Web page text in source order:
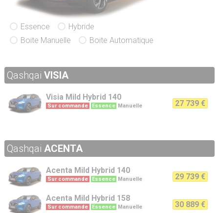
Essence
Hybride
Boite Manuelle
Boite Automatique
Qashqai VISIA
Visia Mild Hybrid 140
Sur commande Essence Manuelle 27 739 €
Qashqai ACENTA
Acenta Mild Hybrid 140
Sur commande Essence Manuelle 29 739 €
Acenta Mild Hybrid 158
Sur commande Essence Manuelle 30 889 €